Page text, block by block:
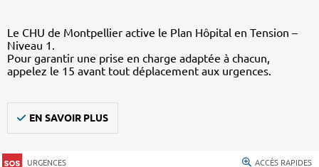
Le CHU de Montpellier active le Plan Hôpital en Tension –
Niveau 1.
Pour garantir une prise en charge adaptée à chacun,
appelez le 15 avant tout déplacement aux urgences.
EN SAVOIR PLUS
URGENCES ACCÈS RAPIDES